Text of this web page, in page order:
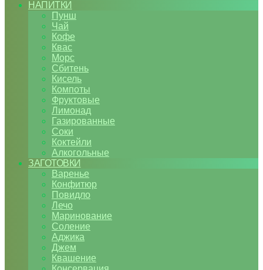
НАПИТКИ
Пунш
Чай
Кофе
Квас
Морс
Сбитень
Кисель
Компоты
Фруктовые
Лимонад
Газированные
Соки
Коктейли
Алкогольные
ЗАГОТОВКИ
Варенье
Конфитюр
Повидло
Лечо
Маринование
Соление
Аджика
Джем
Квашение